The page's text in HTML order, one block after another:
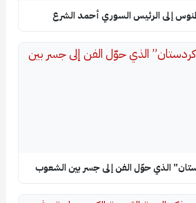
إلى الرئيس السوري أحمد الشرع
الذي حوّل الفن إلى جسر بين الشعوب